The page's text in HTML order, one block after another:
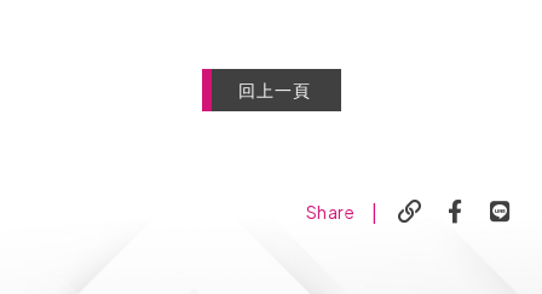
回上一頁
Share |